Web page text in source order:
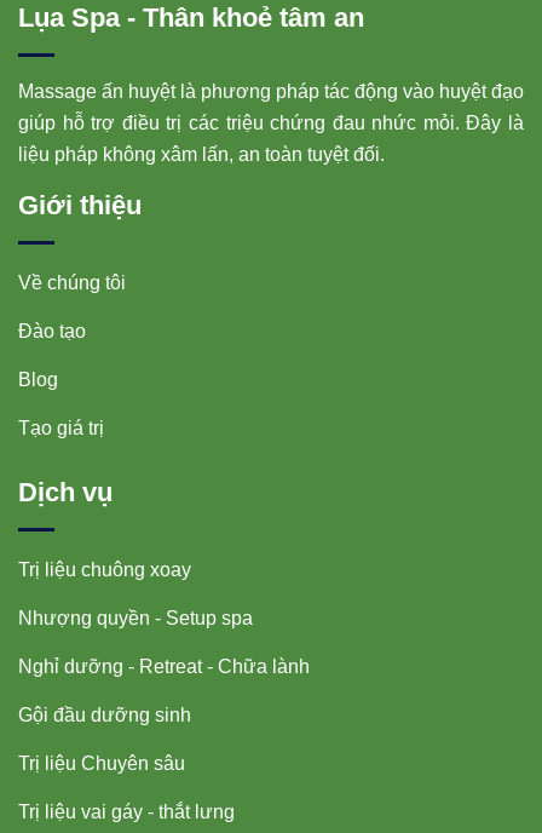
Lụa Spa - Thân khoẻ tâm an
Massage ấn huyệt là phương pháp tác động vào huyệt đạo
giúp hỗ trợ điều trị các triệu chứng đau nhức mỏi. Đây là
liệu pháp không xâm lấn, an toàn tuyệt đối.
Giới thiệu
Về chúng tôi
Đào tạo
Blog
Tạo giá trị
Dịch vụ
Trị liệu chuông xoay
Nhượng quyền - Setup spa
Nghỉ dưỡng - Retreat - Chữa lành
Gội đầu dưỡng sinh
Trị liệu Chuyên sâu
Trị liệu vai gáy - thắt lưng